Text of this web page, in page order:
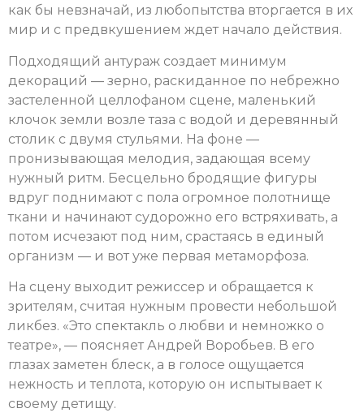
как бы невзначай, из любопытства вторгается в их
мир и с предвкушением ждет начало действия.
Подходящий антураж создает минимум
декораций — зерно, раскиданное по небрежно
застеленной целлофаном сцене, маленький
клочок земли возле таза с водой и деревянный
столик с двумя стульями. На фоне —
пронизывающая мелодия, задающая всему
нужный ритм. Бесцельно бродящие фигуры
вдруг поднимают с пола огромное полотнище
ткани и начинают судорожно его встряхивать, а
потом исчезают под ним, срастаясь в единый
организм — и вот уже первая метаморфоза.
На сцену выходит режиссер и обращается к
зрителям, считая нужным провести небольшой
ликбез. «Это спектакль о любви и немножко о
театре», — поясняет Андрей Воробьев. В его
глазах заметен блеск, а в голосе ощущается
нежность и теплота, которую он испытывает к
своему детищу.